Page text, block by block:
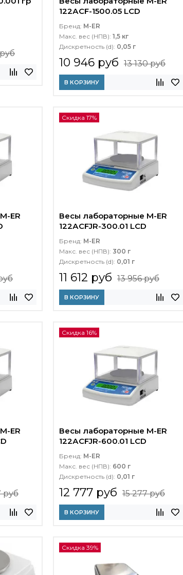
122АCF-1500.05 LСD
Бренд: M-ER
Макс. вес (НПВ): 1,5 кг
Дискретность (d): 0,05 г
10 946 руб 13 130 руб
В КОРЗИНУ
ER
Скидка 17%
Весы лабораторные M-ER
122АCFJR-300.01 LСD
Бренд: M-ER
Макс. вес (НПВ): 300 г
Дискретность (d): 0,01 г
11 612 руб 13 956 руб
В КОРЗИНУ
ER
руб
Скидка 16%
Весы лабораторные M-ER
122АCFJR-600.01 LСD
Бренд: M-ER
Макс. вес (НПВ): 600 г
Дискретность (d): 0,01 г
12 777 руб 15 277 руб
В КОРЗИНУ
Скидка 39%